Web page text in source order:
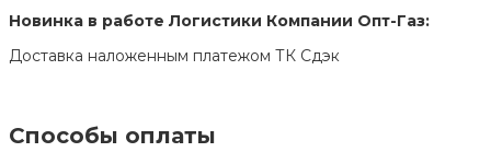
Новинка в работе Логистики Компании Опт-Газ:
Доставка наложенным платежом ТК Сдэк
Способы оплаты